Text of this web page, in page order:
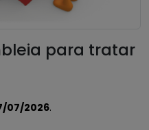
para tratar
07/2026.